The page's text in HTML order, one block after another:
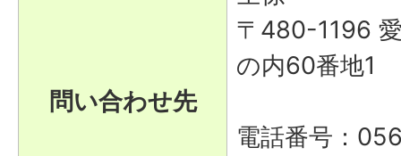
問い合わせ先
〒480-1196
の内60番地1
電話番号：